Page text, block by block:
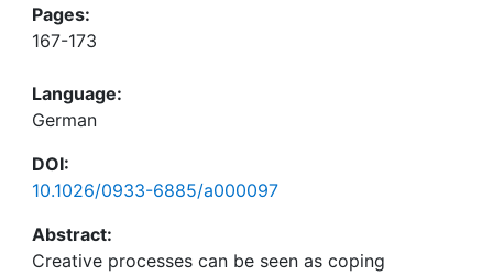
Pages:
167-173
Language:
German
DOI:
10.1026/0933-6885/a000097
Abstract:
Creative processes can be seen as coping